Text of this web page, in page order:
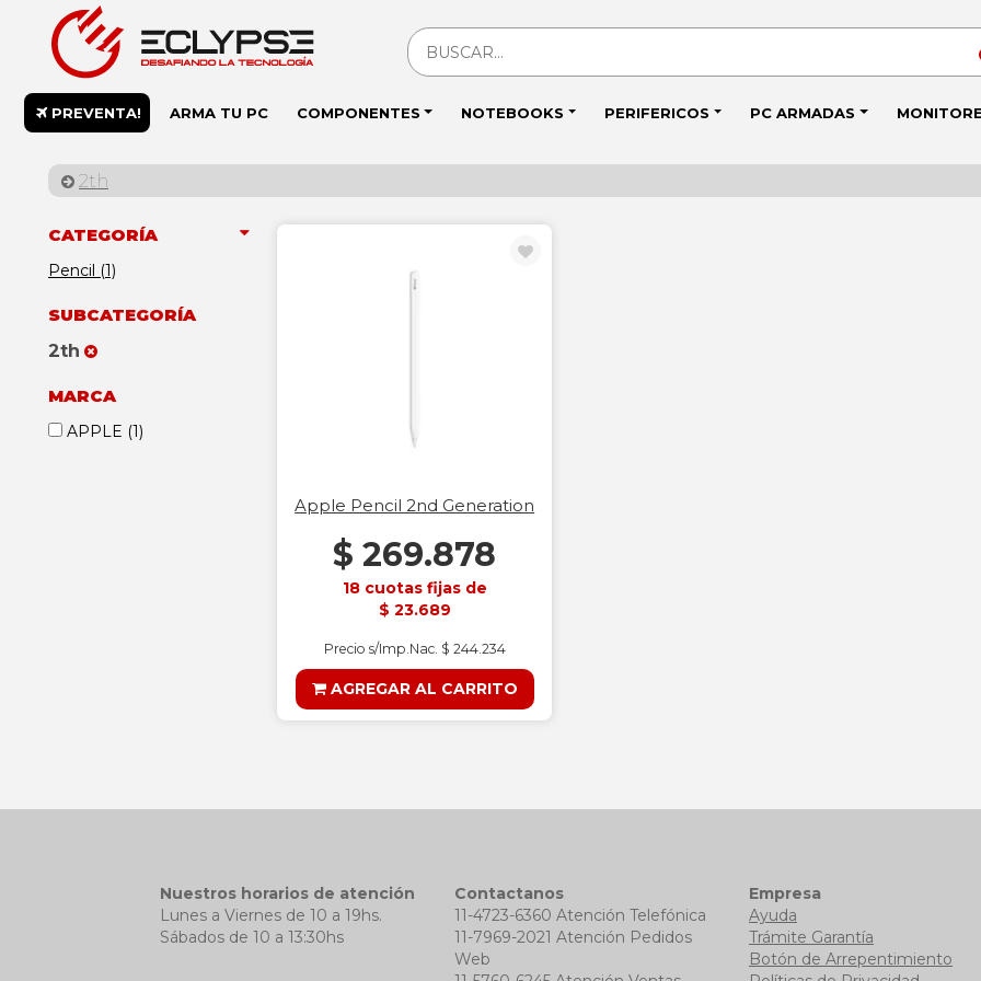
PREVENTA! ARMA TU PC COMPONENTES NOTEBOOKS PERIFERICOS PC ARMADAS
2th
CATEGORÍA
Pencil (1)
SUBCATEGORÍA
2th
MARCA
APPLE (1)
Apple Pencil 2nd Generation
$ 269.878
18 cuotas fijas de
$ 23.689
Precio s/Imp.Nac. $ 244.234
AGREGAR AL CARRITO
Nuestros horarios de atención
Lunes a Viernes de 10 a 19hs.
Sábados de 10 a 13:30hs
Contactanos
11-4723-6360 Atención Telefónica
11-7969-2021 Atención Pedidos
Web
Empresa
Ayuda
Trámite Garantía
Botón de Arrepentimiento